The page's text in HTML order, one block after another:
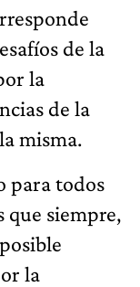
de la
la
de la
misma.
para todos
que siempre,
la